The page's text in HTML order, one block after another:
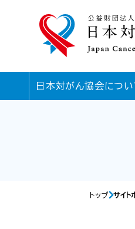
日本対がん協会につい
トップ サイト